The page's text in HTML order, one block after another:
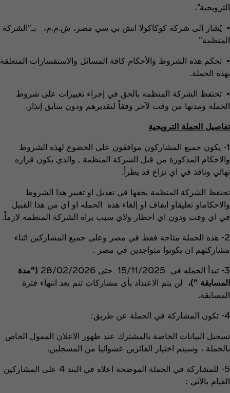
الترويجية".
▪ يُشار الى شركة كوكاكولا اتش بي سي مصر، ش.م.م، بـ"الشركة
المنظمة"
▪ تحكم هذه الشروط والأحكام كافة المسائل والاستفسارات المتعلقة
بهذه الحملة.
▪ تحتفظ الشركة المنظمة بالحق في إجراء تغييرات على شروط
الحملة ومدتها من وقت لآخر وفقاً لتقديرهم ودون سابق إنذار.
تفاصيل الحملة الترويجية
1- يكون جميع المشاركون موافقون على الخضوع لهذه الشروط
والاحكام المذكورة من قبل الشركة المنظمة , والذي يكون قراره
نهائي ونافذ في اي نزاع قد يطرأ.
تحتفظ الشركة المنظمة بحقها في تعديل او تغيير هذا الشروط
والاحكاماو تعليقاو ايقاف او إلغاء هذه الحمله او اي من هذا القبيل
في اي وقت ودون اي اخطار ولاي سبب يراه الشركة المنظمة لازماً.
2- هذه الحملة متاحة فقط في مصر وعلى جميع المشاركين اثناء
مشاركتهم ان يكونوا متواجدين في مصر .
3- تبدأ الحمله في 15/11/2025 حتى 28/02/2026
("مدة
المسابقة ")، لن يتم الاعتداد بأي مشاركات تتم بعد انتهاء فترة
المسابقة.
4- تكون المشاركة في الحملة عن طريق:
تسجيل البيانات الخاصة بالمشترك عند ظهور الاعلان الممول الخاص
بالحملة ، وسيتم اختيار الفائزين عشوائيا من المسجلين.
5- للمشاركة في الحملة الموضحة اعلاه في البند 4 على المشاركين
القيام بالآتي :